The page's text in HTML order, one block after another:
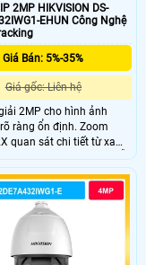
2MP HIKVISION DS-
EHUN Công Nghệ
Giá Bán: 5%-35%
Giá gốc: Liên hệ
2MP cho hình ảnh
ràng ổn định. Zoom
quan sát chi tiết từ xa
Hồng ngoại 200m hỗ
ban đêm hiệu quả cao.
1/2.8" CMOS cho chất
ảnh ổn định. Xoay 360°
bao quát toàn khu